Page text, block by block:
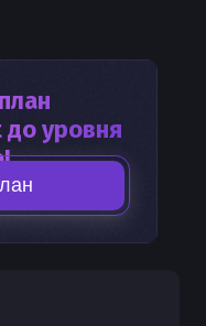
до уровня
развития